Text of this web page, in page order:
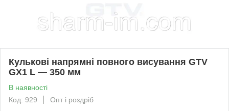
Кулькові напрямні повного висування GTV
GX1 L — 350 мм
В наявності
Код: 929
Опт і роздріб